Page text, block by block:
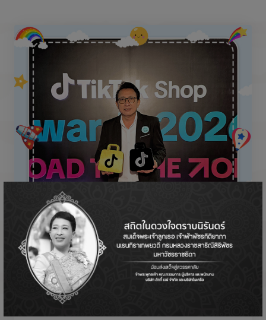
DODOLOVE รับรางวัลในงาน TikTok Shop
Awards 2026